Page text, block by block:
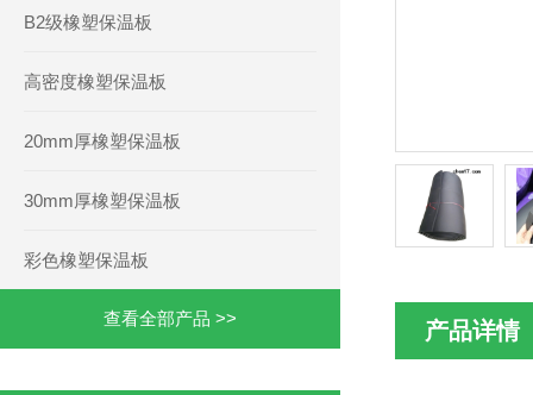
B2级橡塑保温板
高密度橡塑保温板
20mm厚橡塑保温板
30mm厚橡塑保温板
彩色橡塑保温板
查看全部产品 >> 产品详情